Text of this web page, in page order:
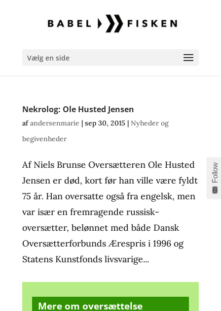
Vælg en side
Nekrolog: Ole Husted Jensen
afandersenmarie | sep 30, 2015 | Nyheder og
begivenheder
Af Niels Brunse Oversætteren Ole Husted
Jensen er død, kort før han ville være fyldt
75 år. Han oversatte også fra engelsk, men
var især en fremragende russisk-
oversætter, belønnet med både Dansk
Oversætterforbunds Ærespris i 1996 og
Statens Kunstfonds livsvarige...
Mere om oversættelse
Follow